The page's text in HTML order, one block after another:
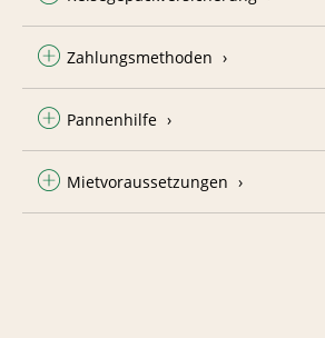
Zahlungsmethoden
Pannenhilfe
Mietvoraussetzungen